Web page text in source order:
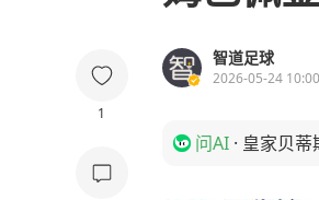
1
智道足球
2026-05-24 10:00
问AI · 皇家贝蒂